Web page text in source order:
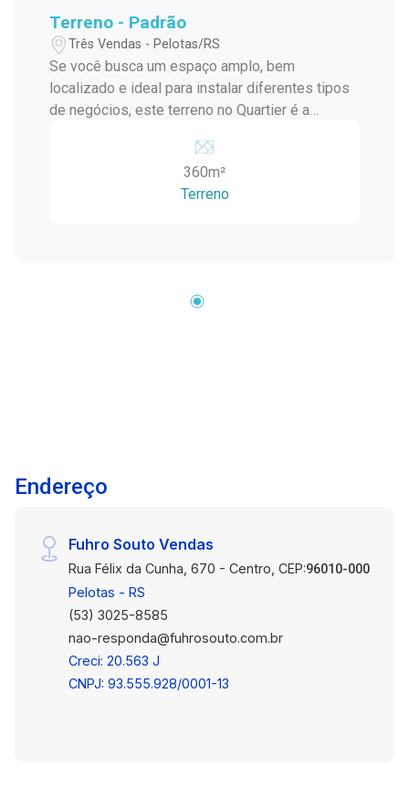
Terreno - Padrão
Três Vendas - Pelotas/RS
Se você busca um espaço amplo, bem
localizado e ideal para instalar diferentes tipos
de negócios, este terreno no Quartier é a
planejado, moderno e em plena expansão, ele
oferece excelentes oportunidades para
empreendimentos de diversos segmentos.
facilitando qualquer tipo de construção ou
região conta com comércios consolidados,
condomínios residenciais, academias,
avenidas importantes, garantindo acesso rápido
e fácil para clientes e fornecedores. Por que
escolher este terreno? A combinação de
visibilidade, movimentação constante, estrutura
urbana qualificada e flexibilidade de uso faz
deste imóvel uma oportunidade diferenciada
para quem deseja posicionar sua marca em um
360m²
Terreno
Endereço
Fuhro Souto Vendas
Rua Félix da Cunha, 670 - Centro, CEP:96010-000
Pelotas - RS
(53) 3025-8585
nao-responda@fuhrosouto.com.br
Creci: 20.563 J
CNPJ: 93.555.928/0001-13